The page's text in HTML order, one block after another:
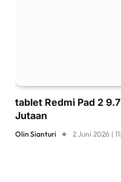
tablet Redmi Pad 2
Jutaan
Olin Sianturi 2 Juni 2026 |